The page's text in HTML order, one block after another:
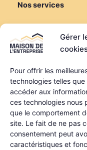
Gérer
Pour offrir les
technologies telles
accéder aux
ces technologies nous
que le comportement
site. Le fait de ne pas
consentement peut
caractéristiques et
Nos services
Louer une salle de
Louer un bureau
Domiciliation
Informations
Mentions légales
Politique de
Qui sommes-nous ?
Nos partenaires